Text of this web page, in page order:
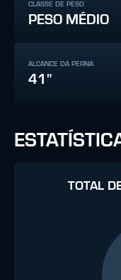
CLASSE DE PESO
PESO MÉDIO
ALCANCE DA PERNA
41"
TOTAL